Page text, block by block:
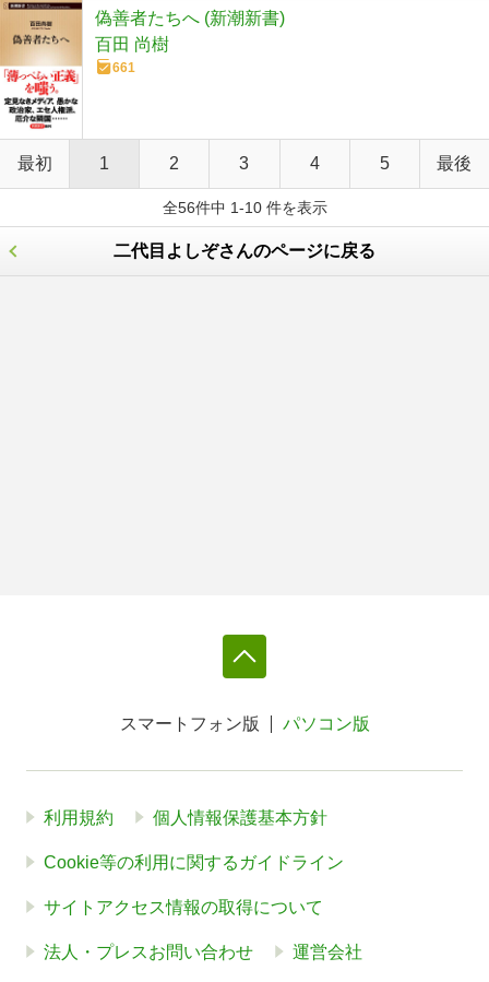
偽善者たちへ (新潮新書)
百田 尚樹
661
最初 1 2 3 4 5 最後
全56件中 1-10 件を表示
二代目よしぞさんのページに戻る
スマートフォン版 パソコン版
利用規約 個人情報保護基本方針
Cookie等の利用に関するガイドライン
サイトアクセス情報の取得について
法人・プレスお問い合わせ 運営会社